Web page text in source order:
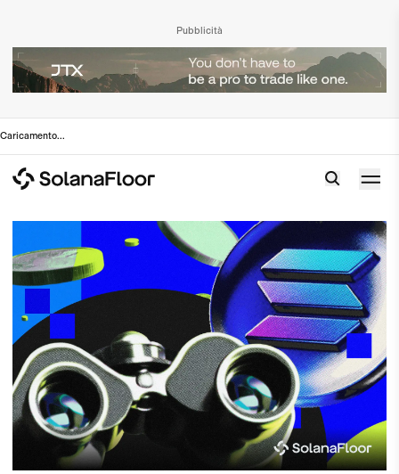
Pubblicità
Caricamento...